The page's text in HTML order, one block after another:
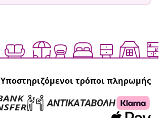
Υποστηριζόμενοι τρόποι πληρωμής